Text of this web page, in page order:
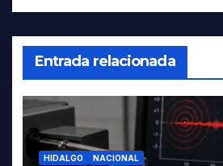
Entrada relacionada
HIDALGO NACIONAL